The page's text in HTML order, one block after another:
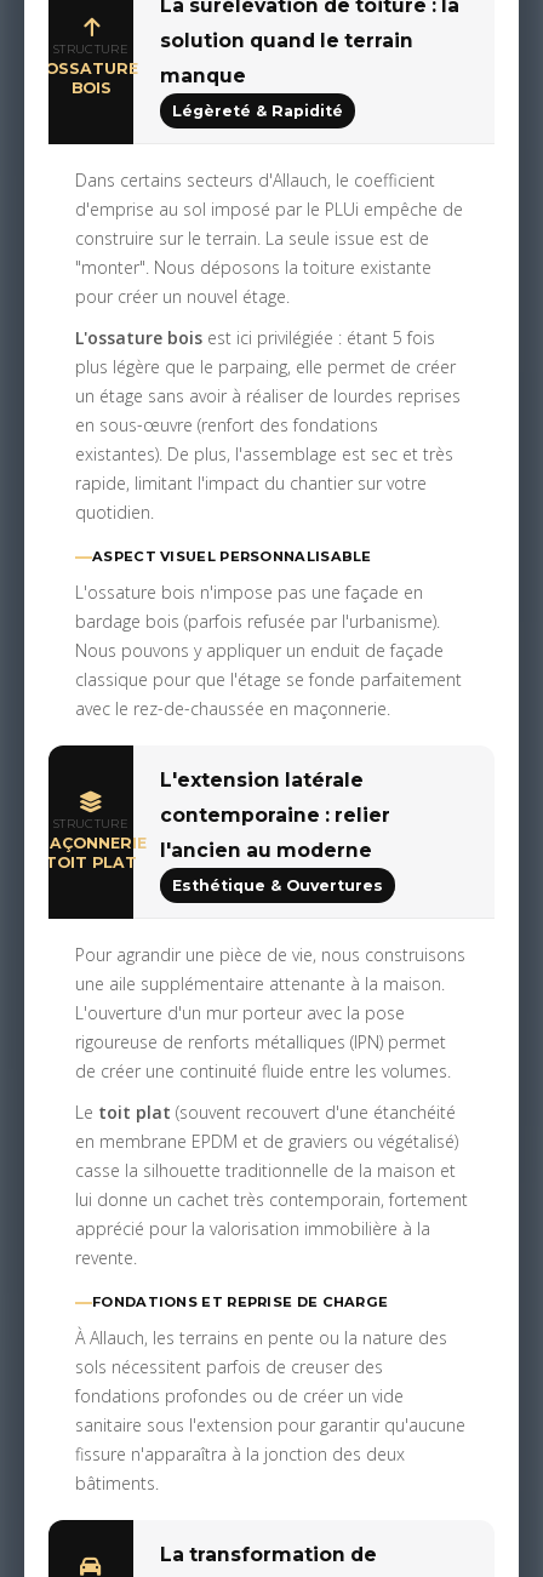
STRUCTURE
OSSATURE
BOIS
La surélévation de toiture : la
solution quand le terrain
manque
Légèreté & Rapidité
Dans certains secteurs d'Allauch, le coefficient
d'emprise au sol imposé par le PLUi empêche de
construire sur le terrain. La seule issue est de
"monter". Nous déposons la toiture existante
pour créer un nouvel étage.
L'ossature bois est ici privilégiée : étant 5 fois
plus légère que le parpaing, elle permet de créer
un étage sans avoir à réaliser de lourdes reprises
en sous-œuvre (renfort des fondations
existantes). De plus, l'assemblage est sec et très
rapide, limitant l'impact du chantier sur votre
quotidien.
ASPECT VISUEL PERSONNALISABLE
L'ossature bois n'impose pas une façade en
bardage bois (parfois refusée par l'urbanisme).
Nous pouvons y appliquer un enduit de façade
classique pour que l'étage se fonde parfaitement
avec le rez-de-chaussée en maçonnerie.
STRUCTURE
MAÇONNERIE
TOIT PLAT
L'extension latérale
contemporaine : relier
l'ancien au moderne
Esthétique & Ouvertures
Pour agrandir une pièce de vie, nous construisons
une aile supplémentaire attenante à la maison.
L'ouverture d'un mur porteur avec la pose
rigoureuse de renforts métalliques (IPN) permet
de créer une continuité fluide entre les volumes.
Le toit plat (souvent recouvert d'une étanchéité
en membrane EPDM et de graviers ou végétalisé)
casse la silhouette traditionnelle de la maison et
lui donne un cachet très contemporain, fortement
apprécié pour la valorisation immobilière à la
revente.
FONDATIONS ET REPRISE DE CHARGE
À Allauch, les terrains en pente ou la nature des
sols nécessitent parfois de creuser des
fondations profondes ou de créer un vide
sanitaire sous l'extension pour garantir qu'aucune
fissure n'apparaîtra à la jonction des deux
bâtiments.
La transformation de